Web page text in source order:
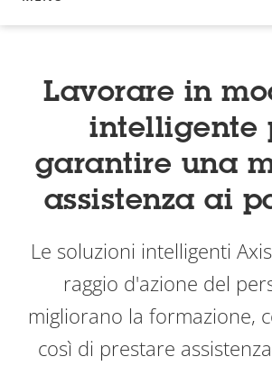
Lavorare in
intelligente
garantire una
assistenza ai
Le soluzioni intelligenti
raggio d'azione del
migliorano la formazione,
così di prestare